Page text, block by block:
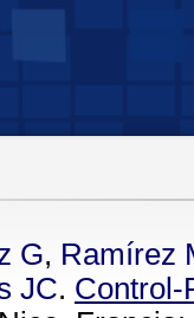
G, Ramírez
JC. Control-